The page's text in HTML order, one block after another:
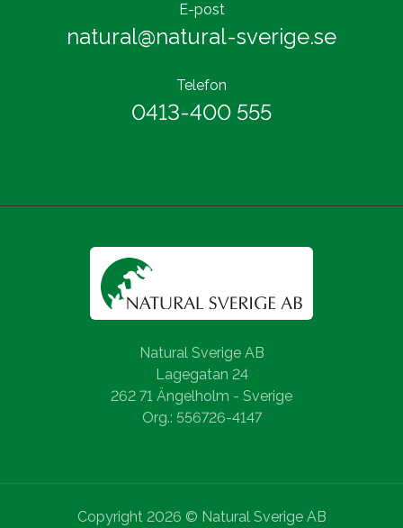
E-post
natural@natural-sverige.se
Telefon
0413-400 555
Natural Sverige AB
Lagegatan 24
262 71 Ängelholm - Sverige
Org.: 556726-4147
Copyright 2026 © Natural Sverige AB